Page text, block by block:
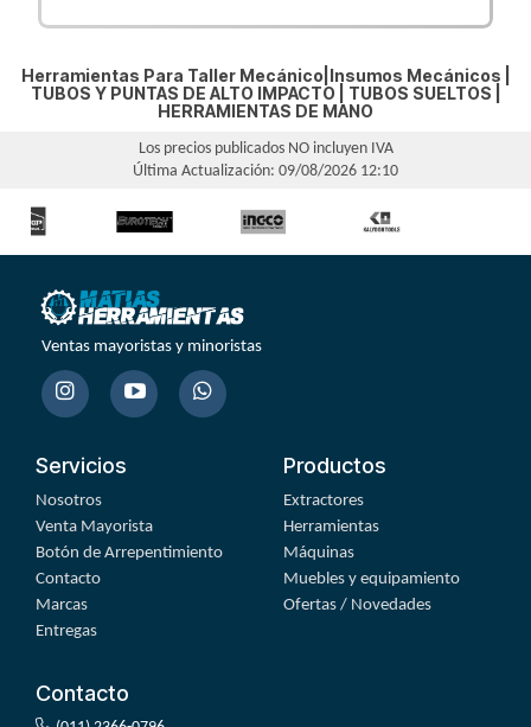
Herramientas Para Taller Mecánico|Insumos Mecánicos |
TUBOS Y PUNTAS DE ALTO IMPACTO
TUBOS SUELTOS
HERRAMIENTAS DE MANO
Los precios publicados NO incluyen IVA
Última Actualización: 09/08/2026 12:10
Ventas mayoristas y minoristas
Servicios
Nosotros
Venta Mayorista
Botón de Arrepentimiento
Contacto
Marcas
Entregas
Productos
Extractores
Herramientas
Máquinas
Muebles y equipamiento
Ofertas / Novedades
Contacto